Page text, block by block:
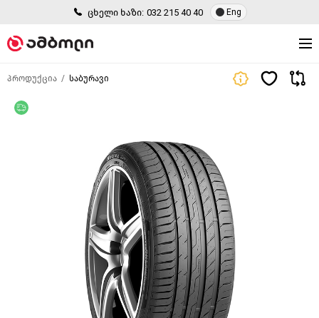
ცხელი ხაზი: 032 215 40 40 Eng
პროდუქცია საბურავი